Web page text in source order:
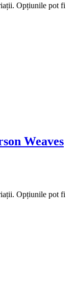
Opțiunile pot fi
Weaves
Opțiunile pot fi